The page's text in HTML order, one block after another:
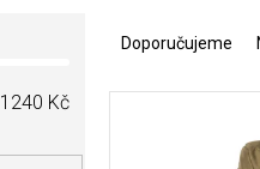
1240 Kč
e
Doporučujeme